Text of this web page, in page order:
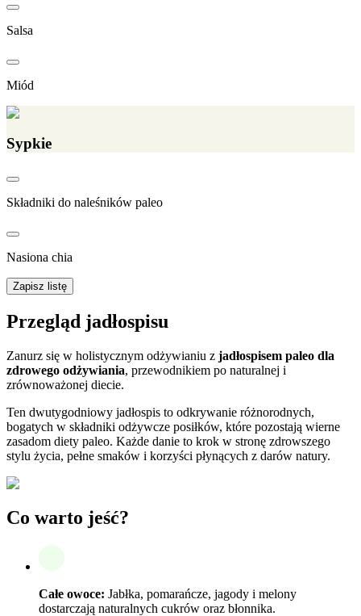
Salsa
Miód
Sypkie
Składniki do naleśników paleo
Nasiona chia
Zapisz listę
Przegląd jadłospisu
Zanurz się w holistycznym odżywianiu z jadłospisem paleo dla
zdrowego odżywiania, przewodnikiem po naturalnej i
zrównoważonej diecie.
Ten dwutygodniowy jadłospis to odkrywanie różnorodnych,
bogatych w składniki odżywcze posiłków, które pozostają wierne
zasadom diety paleo. Każde danie to krok w stronę zdrowszego
stylu życia, pełne smaków i korzyści płynących z darów natury.
Co warto jeść?
Całe owoce: Jabłka, pomarańcze, jagody i melony
dostarczają naturalnych cukrów oraz błonnika.